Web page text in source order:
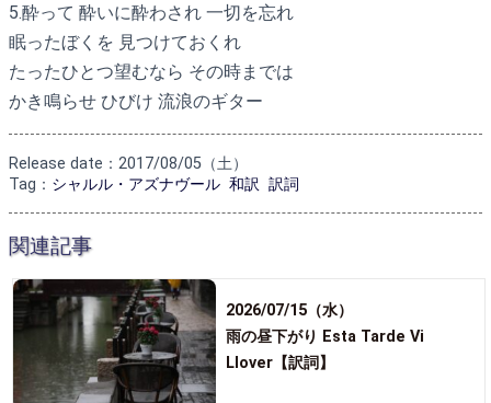
5.酔って 酔いに酔わされ 一切を忘れ
眠ったぼくを 見つけておくれ
たったひとつ望むなら その時までは
かき鳴らせ ひびけ 流浪のギター
Release date：2017/08/05（土）
Tag： シャルル・アズナヴール 和訳 訳詞
関連記事
2026/07/15（水）
雨の昼下がり Esta Tarde Vi
Llover【訳詞】